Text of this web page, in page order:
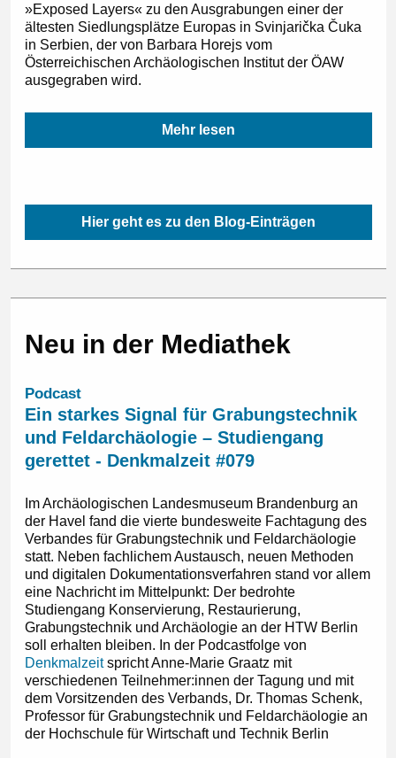
»Exposed Layers« zu den Ausgrabungen einer der
ältesten Siedlungsplätze Europas in Svinjarička Čuka
in Serbien, der von Barbara Horejs vom
Österreichischen Archäologischen Institut der ÖAW
ausgegraben wird.
Mehr lesen
Hier geht es zu den Blog-Einträgen
Neu in der Mediathek
Podcast
Ein starkes Signal für Grabungstechnik
und Feldarchäologie – Studiengang
gerettet - Denkmalzeit #079
Im Archäologischen Landesmuseum Brandenburg an
der Havel fand die vierte bundesweite Fachtagung des
Verbandes für Grabungstechnik und Feldarchäologie
statt. Neben fachlichem Austausch, neuen Methoden
und digitalen Dokumentationsverfahren stand vor allem
eine Nachricht im Mittelpunkt: Der bedrohte
Studiengang Konservierung, Restaurierung,
Grabungstechnik und Archäologie an der HTW Berlin
soll erhalten bleiben. In der Podcastfolge von
Denkmalzeitspricht Anne-Marie Graatz mit
verschiedenen Teilnehmer:innen der Tagung und mit
dem Vorsitzenden des Verbands, Dr. Thomas Schenk,
Professor für Grabungstechnik und Feldarchäologie an
der Hochschule für Wirtschaft und Technik Berlin